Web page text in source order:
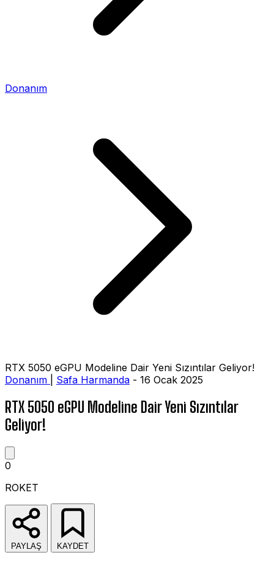
Donanım
RTX 5050 eGPU Modeline Dair Yeni Sızıntılar Geliyor!
Donanım
Safa Harmanda - 16 Ocak 2025
RTX 5050 eGPU Modeline Dair Yeni Sızıntılar
Geliyor!
0
ROKET
PAYLAŞ KAYDET